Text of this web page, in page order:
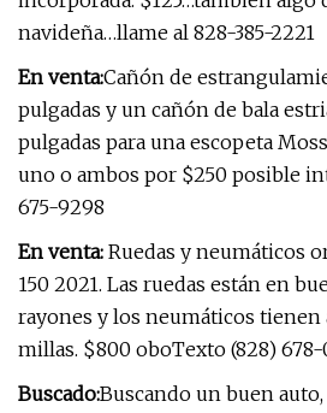
navideña…llame al 828-385-2221
En venta:Cañón de
pulgadas y un cañón de bala
pulgadas para una escopeta
uno o ambos por $250 posible
675-9298
En venta: Ruedas y neumáticos
150 2021. Las ruedas están en
rayones y los neumáticos tienen
millas. $800 oboTexto (828) 678-
Buscado:Buscando un buen